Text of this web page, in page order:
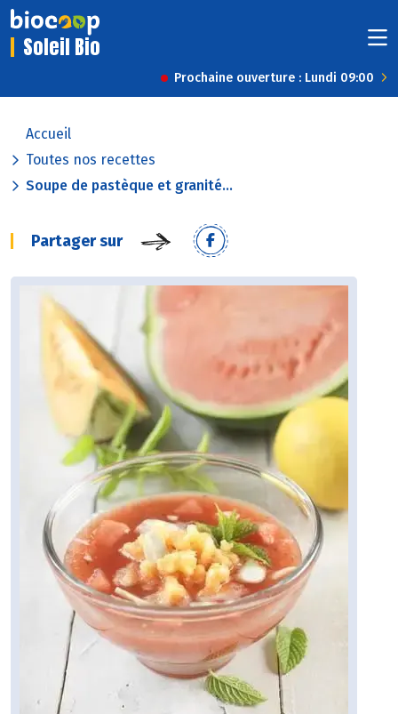
Soleil Bio
Prochaine ouverture : Lundi 09:00
Accueil
Toutes nos recettes
Soupe de pastèque et granité...
Partager sur